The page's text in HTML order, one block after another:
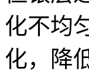
化不均
化，降